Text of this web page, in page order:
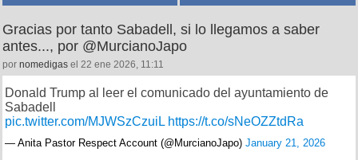
Gracias por tanto Sabadell, si lo llegamos a saber
antes..., por @MurcianoJapo
por nomedigas el 22 ene 2026, 11:11
Donald Trump al leer el comunicado del ayuntamiento de
Sabadell
pic.twitter.com/MJWSzCzuiL https://t.co/sNeOZZtdRa
— Anita Pastor Respect Account (@MurcianoJapo) January 21, 2026